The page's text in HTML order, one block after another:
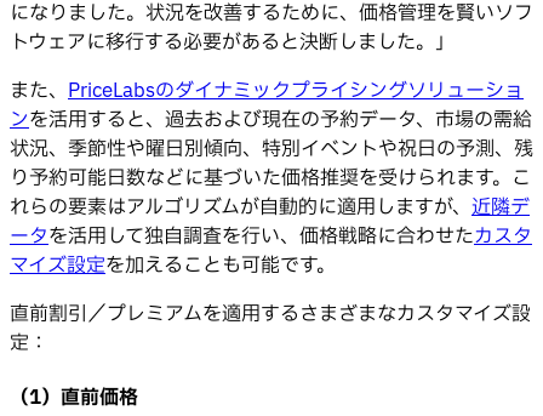
になりました。状況を改善するために、価格管理を賢いソフ
トウェアに移行する必要があると決断しました。」
また、 PriceLabsのダイナミックプライシングソリューショ
ンを活用すると、過去および現在の予約データ、市場の需給
状況、季節性や曜日別傾向、特別イベントや祝日の予測、残
り予約可能日数などに基づいた価格推奨を受けられます。こ
れらの要素はアルゴリズムが自動的に適用しますが、 近隣デ
ータを活用して独自調査を行い、価格戦略に合わせたカスタ
マイズ設定を加えることも可能です。
直前割引／プレミアムを適用するさまざまなカスタマイズ設
定：
（1）直前価格